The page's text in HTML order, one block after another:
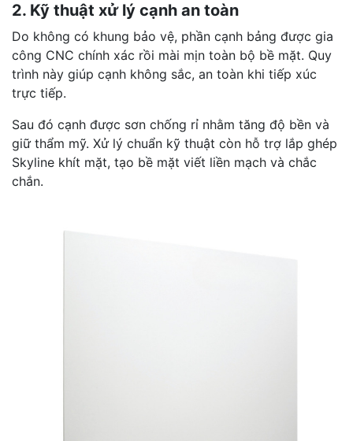
2. Kỹ thuật xử lý cạnh an toàn
Do không có khung bảo vệ, phần cạnh bảng được gia
công CNC chính xác rồi mài mịn toàn bộ bề mặt. Quy
trình này giúp cạnh không sắc, an toàn khi tiếp xúc
trực tiếp.
Sau đó cạnh được sơn chống rỉ nhằm tăng độ bền và
giữ thẩm mỹ. Xử lý chuẩn kỹ thuật còn hỗ trợ lắp ghép
Skyline khít mặt, tạo bề mặt viết liền mạch và chắc
chắn.